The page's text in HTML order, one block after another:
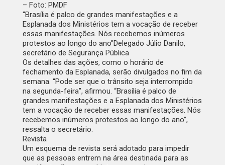
– Foto: PMDF
“Brasília é palco de grandes manifestações e a
Esplanada dos Ministérios tem a vocação de receber
essas manifestações. Nós recebemos inúmeros
protestos ao longo do ano”Delegado Júlio Danilo,
secretário de Segurança Pública
Os detalhes das ações, como o horário de
fechamento da Esplanada, serão divulgados no fim da
semana. “Pode ser que o trânsito seja interrompido
na segunda-feira”, afirmou. “Brasília é palco de
grandes manifestações e a Esplanada dos Ministérios
tem a vocação de receber essas manifestações. Nós
recebemos inúmeros protestos ao longo do ano”,
ressalta o secretário.
Revista
Um esquema de revista será adotado para impedir
que as pessoas entrem na área destinada para as